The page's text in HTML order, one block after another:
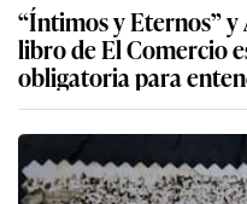
“Íntimos y Eternos”
libro de El Comercio
obligatoria para